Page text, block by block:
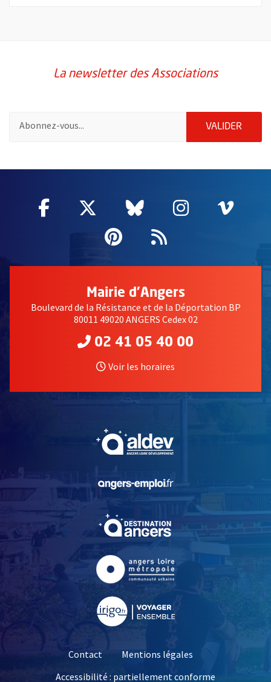
La newsletter des Associations
VALIDER
Facebook
, Ouvre une nouvelle fenêtre
Twitter
, Ouvre une nouvelle
Bluesky
, Ouvre une
Instagram
, Ouvre
,
Pinterest
, Ouvre une
Flux RSS
Mairie d'Angers
Boulevard de la Résistance et de la Déportation BP
80011 49020 ANGERS Cedex 02
02 41 05 40 00
Voir les horaires
, Ouvre une nouvelle
, Ouvre une nouvelle
Contact
Mentions légales
Accessibilité : partiellement conforme